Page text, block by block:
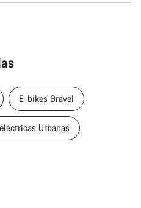
E-bikes Gravel
Urbanas